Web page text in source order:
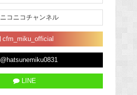
ニコニコチャンネル
cfm_miku_official
@hatsunemiku0831
LINE